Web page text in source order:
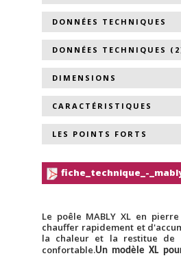
Le poêle MABLY XL en
chauffer rapidement et
la chaleur et la restitue de
confortable.Un modèle XL
DONNÉES TECHNIQUES
DONNÉES TECHNIQUES
DIMENSIONS
CARACTÉRISTIQUES
LES POINTS FORTS
fiche_technique_-